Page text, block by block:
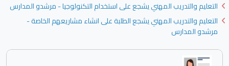
التعليم والتدريب المهني يشجع على استخدام التكنولوجيا - مرشدو المدارس
التعليم والتدريب المهني يشجع الطلبة على انشاء مشاريعهم الخاصة -
مرشدو المدارس